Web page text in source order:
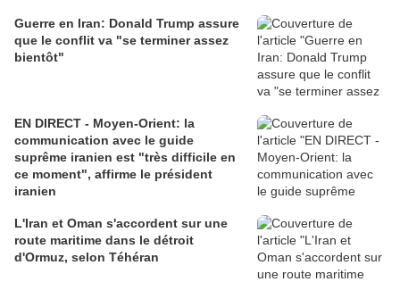
Guerre en Iran: Donald Trump assure
que le conflit va "se terminer assez
bientôt"
EN DIRECT - Moyen-Orient: la
communication avec le guide
suprême iranien est "très difficile en
ce moment", affirme le président
iranien
L'Iran et Oman s'accordent sur une
route maritime dans le détroit
d'Ormuz, selon Téhéran